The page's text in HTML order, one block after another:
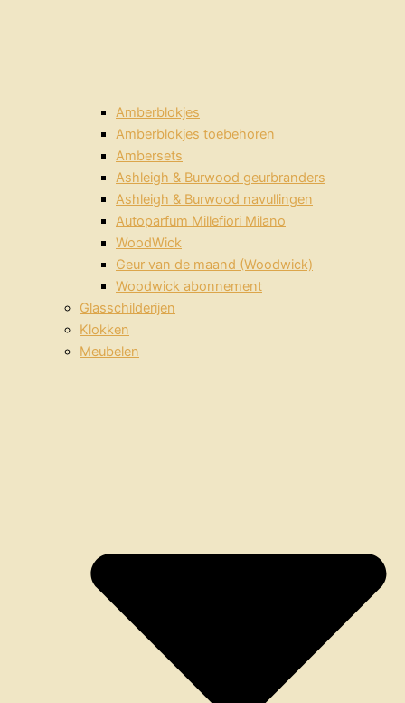
Amberblokjes
Amberblokjes toebehoren
Ambersets
Ashleigh & Burwood geurbranders
Ashleigh & Burwood navullingen
Autoparfum Millefiori Milano
WoodWick
Geur van de maand (Woodwick)
Woodwick abonnement
Glasschilderijen
Klokken
Meubelen